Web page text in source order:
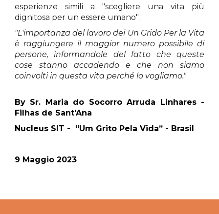
esperienze simili a "scegliere una vita più
dignitosa per un essere umano".
"L'importanza del lavoro dei Un Grido Per la Vita
è raggiungere il maggior numero possibile di
persone, informandole del fatto che queste
cose stanno accadendo e che non siamo
coinvolti in questa vita perché lo vogliamo."
By Sr. Maria do Socorro Arruda Linhares -
Filhas de Sant'Ana
Nucleus SIT -
“Um Grito Pela Vida” - Brasil
9 Maggio 2023